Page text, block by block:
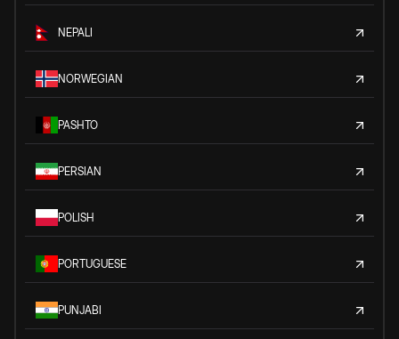
NEPALI
NORWEGIAN
PASHTO
PERSIAN
POLISH
PORTUGUESE
PUNJABI